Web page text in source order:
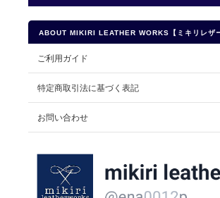
ABOUT MIKIRI LEATHER WORKS【ミキリレザ
ご利用ガイド
特定商取引法に基づく表記
お問い合わせ